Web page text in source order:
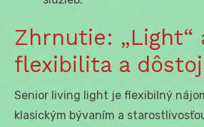
Zhrnutie: „Light“
flexibilita a
Senior living light je flexibilný
klasickým bývaním a